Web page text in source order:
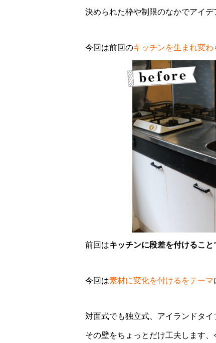
決められた枠や制限のなかでアイ
今回は前回のキッチンを生まれ変
前回はキッチンに段差を付けるこ
今回は素材に変化を付けるをテーマ
対面式でも独立式、アイランドタ
その壁をちょっとだけ工夫します